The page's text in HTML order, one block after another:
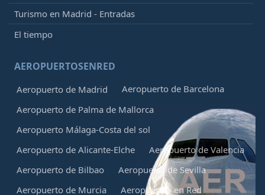
Turismo en Madrid - Entradas
El tiempo
AEROPUERTOSENRED
Aeropuerto de Madrid
Aeropuerto de Barcelona
Aeropuerto de Palma de Mallorca
Aeropuerto Málaga-Costa del sol
Aeropuerto de Alicante-Elche
Aeropuerto de Valencia
Aeropuerto de Bilbao
Aeropuerto de Sevilla
Aeropuerto de Murcia
Aeropuertos en Red